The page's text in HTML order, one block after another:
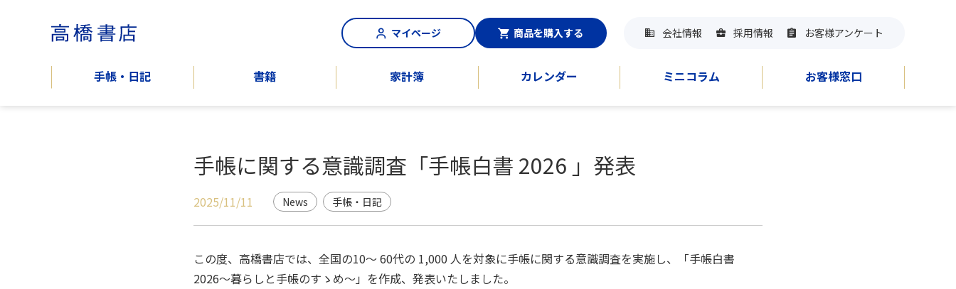
マイページ 商品を購入する 会社情報 採用情報 お客様アンケート
手帳・日記 書籍 家計簿 カレンダー ミニコラム お客様窓口
手帳に関する意識調査「手帳白書 2026 」発表
2025/11/11 News 手帳・日記
この度、高橋書店では、全国の10～ 60代の 1,000 人を対象に手帳に関する意識調査を実施し、「手帳白書
2026～暮らしと手帳のすゝめ～」を作成、発表いたしました。